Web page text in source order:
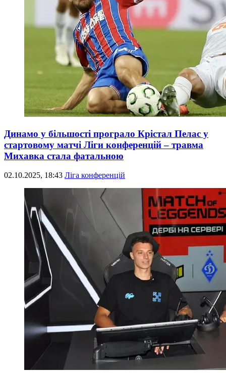
Динамо у більшості програло Крістал Пелас у
стартовому матчі Ліги конференцій – травма
Михавка стала фатальною
02.10.2025, 18:43 Ліга конференцій